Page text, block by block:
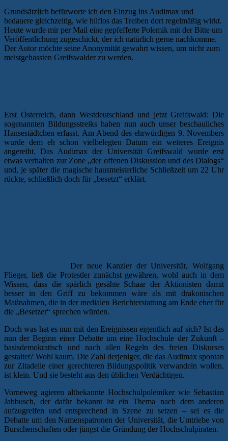
Grundsätzlich befürworte ich den Einzug ins Audimax und
bedauere gleichzeitig, wie hilflos das Treiben dort regelmäßig wirkt.
Heute wurde mir per Mail eine gepfefferte Polemik mit der Bitte um
Veröffentlichung zugeschickt, der ich natürlich gerne nachkomme.
Der Autor möchte seine Anonymität gewahrt wissen, um nicht zum
meistgehassten Greifswalder zu werden.
Erst Österreich, dann Westdeutschland und jetzt Greifswald: Die
sogenannten Bildungsstreiks haben nun auch unser beschauliches
Hansestädtchen erfasst. Am Abend des ehrwürdigen 9. Novembers
wurde dem eh schon vielbelegten Datum ein weiteres Ereignis
angereiht. Das Audimax der Universität Greifswald wurde erst
etwas verhalten zur Zone „der offenen Diskussion und des Dialogs“
und, je später die magische hausmeisterliche Schließzeit um 22 Uhr
rückte, schließlich doch für „besetzt“ erklärt.
Der neue Kanzler der Universität, Wolfgang
Flieger, ließ die Protestler zunächst gewähren, wohl auch in dem
Wissen, dass die spärlich gesähte Schaar der Aktionisten damit
besser in den Griff zu bekommen wäre als mit drakonischen
Maßnahmen, die in der medialen Berichterstattung am Ende eher für
die „Besetzer“ sprechen würden.
Doch was hat es nun mit den Ereignissen eigentlich auf sich? Ist das
nun der Beginn einer Debatte um eine Hochschule der Zukunft –
basisdemokratisch und nach allen Regeln des freien Diskurses
gestaltet? Wohl kaum. Die Zahl derjeniger, die das Audimax spontan
zur Zitadelle einer gerechteren Bildungspolitik verwandeln wollen,
ist klein. Und sie besteht aus den üblichen Verdächtigen.
Vorneweg agieren altbekannte Hochschulpolemiker wie Sebastian
Jabbusch, der dafür bekannt ist ein Thema nach dem anderen
aufzugreifen und entsprechend in Szene zu setzen – sei es die
Debatte um den Namenspatronen der Universität, die Umtriebe von
Burschenschaften oder jüngst die Gründung der Hochschulpiraten.